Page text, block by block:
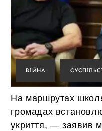
ВІЙНА
На маршрутах
громадах
укриття, — заявив